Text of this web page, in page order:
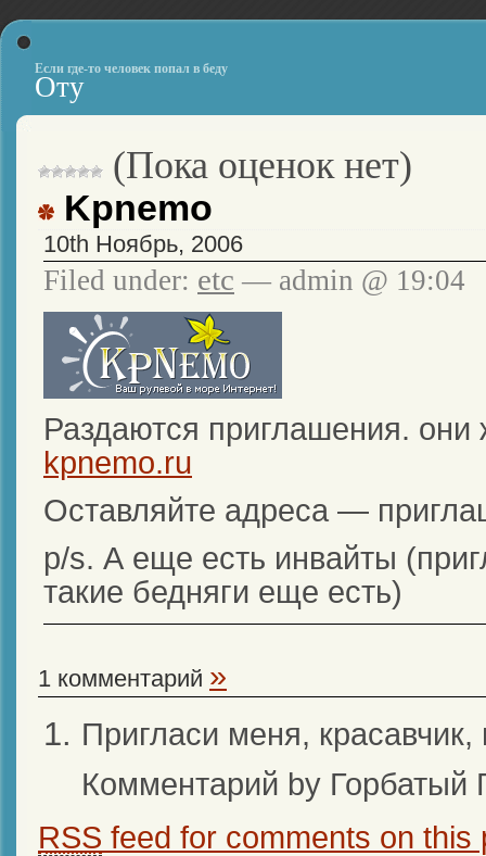
Если где-то человек попал в беду
Оту
(Пока оценок нет)
Kpnemo
10th Ноябрь, 2006
Filed under: etc — admin @ 19:04
Раздаются приглашения.
kpnemo.ru
Оставляйте адреса —
p/s. А еще есть инвайты
такие бедняги еще есть)
1 комментарий »
Пригласи меня, красавчик,
Комментарий by
RSS feed for comments on this